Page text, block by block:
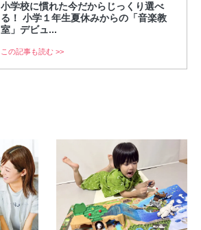
小学校に慣れた今だからじっくり選べ
る！ 小学１年生夏休みからの「音楽教
室」デビュ...
この記事も読む >>